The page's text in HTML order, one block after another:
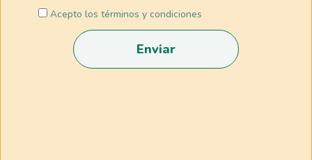
Acepto los términos y condiciones
Enviar